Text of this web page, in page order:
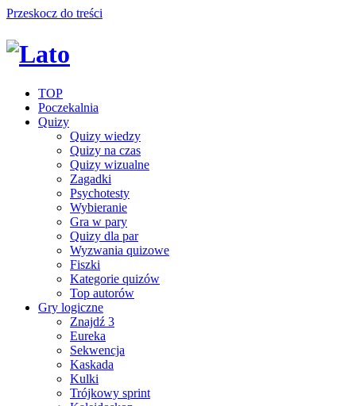
Przeskocz do treści
TOP
Poczekalnia
Quizy
Quizy wiedzy
Quizy na czas
Quizy wizualne
Zagadki
Psychotesty
Wybieranie
Gra w pary
Quizy dla par
Wyzwania quizowe
Fiszki
Kategorie quizów
Top autorów
Gry logiczne
Znajdź 3
Eureka
Sekwencja
Kaskada
Kulki
Trójkowy sprint